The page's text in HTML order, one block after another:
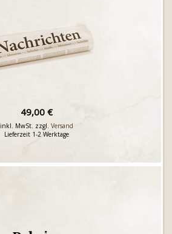
49,00 €
inkl. MwSt. zzgl. Versand
Lieferzeit 1-2 Werktage